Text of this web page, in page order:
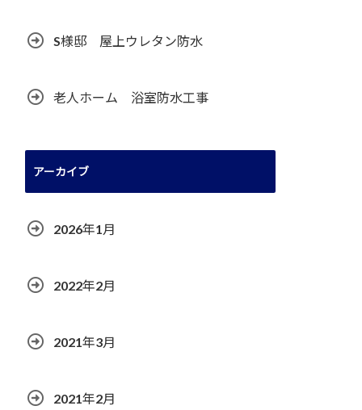
S様邸 屋上ウレタン防水
老人ホーム 浴室防水工事
アーカイブ
2026年1月
2022年2月
2021年3月
2021年2月